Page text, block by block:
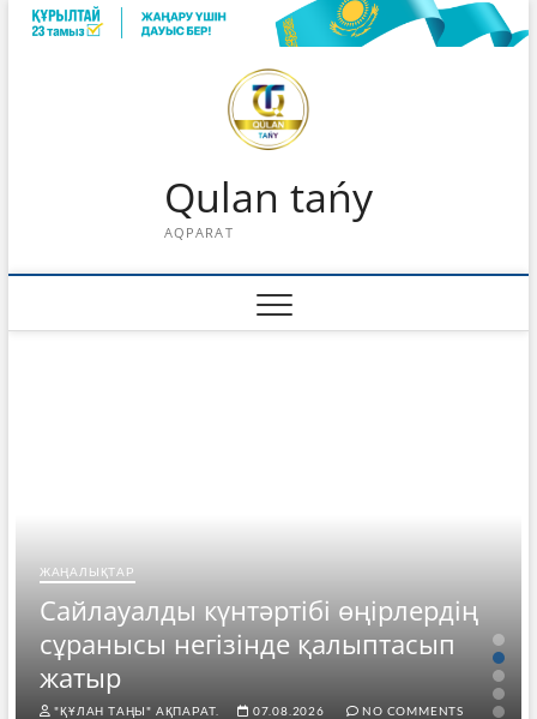
Skip
Qulan tańy
AQPARAT
ЖАҢАЛЫҚТАР
Сайлауалды күнтәртібі өңірлердің
сұранысы негізінде қалыптасып
жатыр
"ҚҰЛАН ТАҢЫ" АҚПАРАТ. 07.08.2026 NO COMMENTS